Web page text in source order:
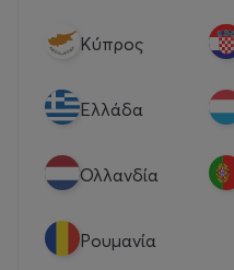
Κύπρος
Eλλάδα
Ολλανδία
Ρουμανία